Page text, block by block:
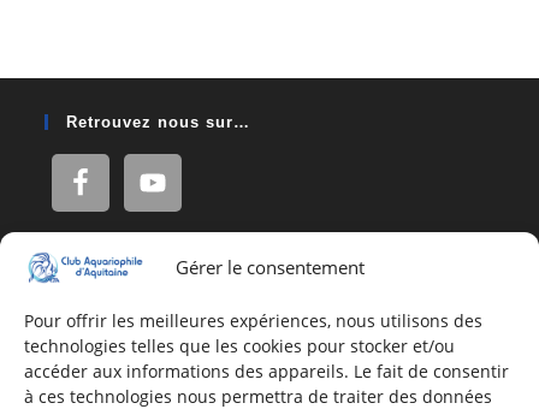
Gérer le consentement
Pour offrir les meilleures expériences, nous utilisons des
technologies telles que les cookies pour stocker et/ou
accéder aux informations des appareils. Le fait de consentir
à ces technologies nous permettra de traiter des données
Retrouvez nous sur…
Adresse
16, Rue Léon Blum
33140 Villenave d'Ornon